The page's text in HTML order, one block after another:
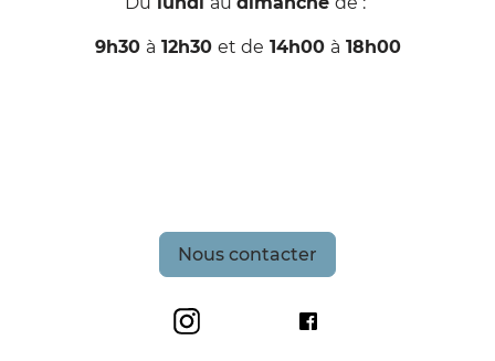
9h30 à 12h30 et de 14h00 à 18h00
Nous contacter
Grand Site de France Les Deux-Caps
Maison du Site des